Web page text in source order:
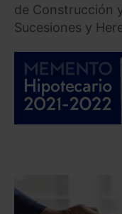
de Construcción
Sucesiones y